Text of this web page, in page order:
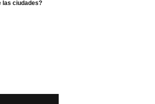
las ciudades?